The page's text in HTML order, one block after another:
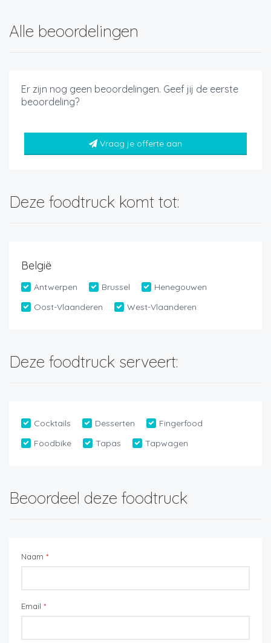
Alle beoordelingen
Er zijn nog geen beoordelingen. Geef jij de eerste
beoordeling?
Vraag je offerte aan
Deze foodtruck komt tot:
België
Antwerpen Brussel
Henegouwen
Oost-Vlaanderen
West-Vlaanderen
Deze foodtruck serveert:
Cocktails Desserten
Fingerfood
Foodbike
Tapas Tapwagen
Beoordeel deze foodtruck
Naam *
Email *